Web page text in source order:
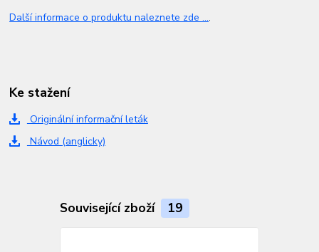
Další informace o produktu naleznete zde ....
Ke stažení
Originální informační leták
Návod (anglicky)
Související zboží 19